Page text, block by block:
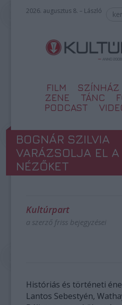
2026. augusztus 8. – László
FILM SZÍNHÁZ
ZENE
TÁNC
PODCAST
BOGNÁR SZILVIA
VARÁZSOLJA EL A
NÉZŐKET
Kultúrpart
a szerző friss bejegyzései
Históriás és történeti
Lantos Sebestyén,